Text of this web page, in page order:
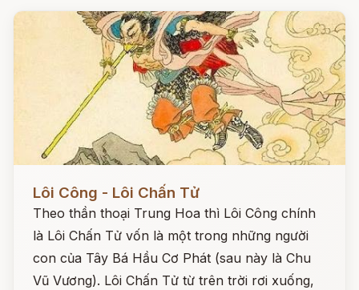
Lôi Công - Lôi Chấn Tử
Theo thần thoại Trung Hoa thì Lôi Công chính
là Lôi Chấn Tử vốn là một trong những người
con của Tây Bá Hầu Cơ Phát (sau này là Chu
Vũ Vương). Lôi Chấn Tử từ trên trời rơi xuống,